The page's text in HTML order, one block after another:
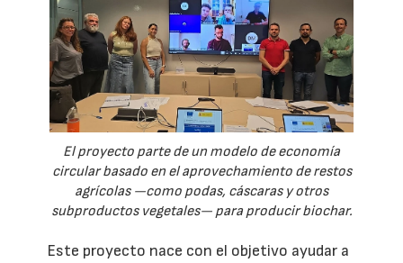
El proyecto parte de un modelo de economía
circular basado en el aprovechamiento de restos
agrícolas —como podas, cáscaras y otros
subproductos vegetales— para producir biochar.
Este proyecto nace con el objetivo ayudar a